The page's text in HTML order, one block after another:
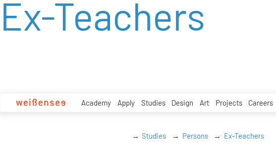
zum
Inhalt
Academy Apply Studies Design Art Projects Careers
Ex-Teachers
Studies Persons
Ex-Teachers